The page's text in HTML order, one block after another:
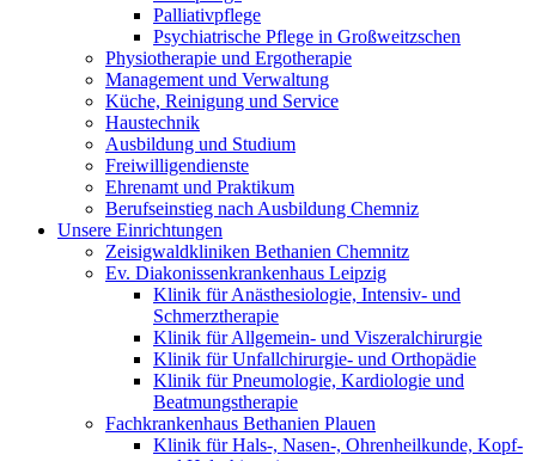
Palliativpflege
Psychiatrische Pflege in Großweitzschen
Physiotherapie und Ergotherapie
Management und Verwaltung
Küche, Reinigung und Service
Haustechnik
Ausbildung und Studium
Freiwilligendienste
Ehrenamt und Praktikum
Berufseinstieg nach Ausbildung Chemniz
Unsere Einrichtungen
Zeisigwaldkliniken Bethanien Chemnitz
Ev. Diakonissenkrankenhaus Leipzig
Klinik für Anästhesiologie, Intensiv- und
Schmerztherapie
Klinik für Allgemein- und Viszeralchirurgie
Klinik für Unfallchirurgie- und Orthopädie
Klinik für Pneumologie, Kardiologie und
Beatmungstherapie
Fachkrankenhaus Bethanien Plauen
Klinik für Hals-, Nasen-, Ohrenheilkunde, Kopf-